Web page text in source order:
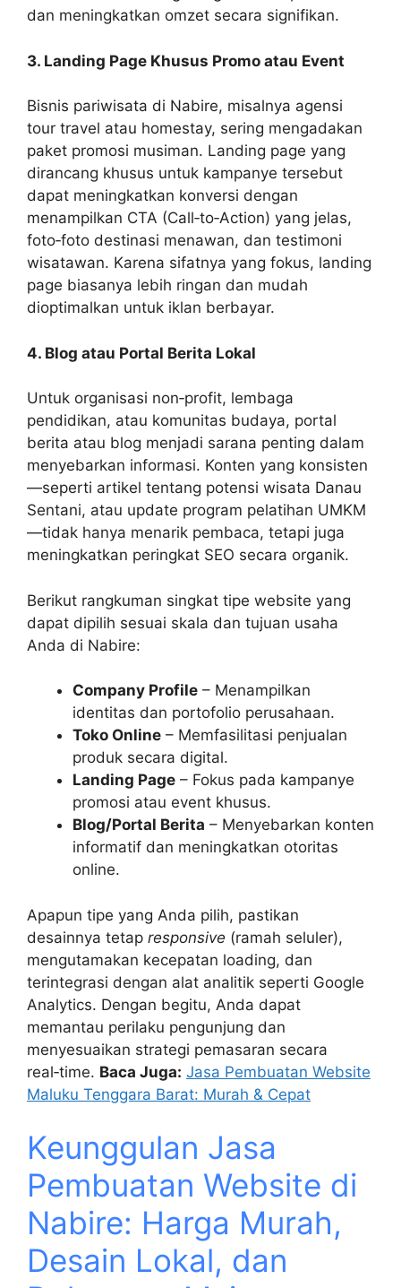
dan meningkatkan omzet secara signifikan.
3. Landing Page Khusus Promo atau Event
Bisnis pariwisata di Nabire, misalnya agensi
tour travel atau homestay, sering mengadakan
paket promosi musiman. Landing page yang
dirancang khusus untuk kampanye tersebut
dapat meningkatkan konversi dengan
menampilkan CTA (Call‑to‑Action) yang jelas,
foto‑foto destinasi menawan, dan testimoni
wisatawan. Karena sifatnya yang fokus, landing
page biasanya lebih ringan dan mudah
dioptimalkan untuk iklan berbayar.
4. Blog atau Portal Berita Lokal
Untuk organisasi non‑profit, lembaga
pendidikan, atau komunitas budaya, portal
berita atau blog menjadi sarana penting dalam
menyebarkan informasi. Konten yang konsisten
—seperti artikel tentang potensi wisata Danau
Sentani, atau update program pelatihan UMKM
—tidak hanya menarik pembaca, tetapi juga
meningkatkan peringkat SEO secara organik.
Berikut rangkuman singkat tipe website yang
dapat dipilih sesuai skala dan tujuan usaha
Anda di Nabire:
Company Profile – Menampilkan
identitas dan portofolio perusahaan.
Toko Online – Memfasilitasi penjualan
produk secara digital.
Landing Page – Fokus pada kampanye
promosi atau event khusus.
Blog/Portal Berita – Menyebarkan konten
informatif dan meningkatkan otoritas
online.
Apapun tipe yang Anda pilih, pastikan
desainnya tetap responsive (ramah seluler),
mengutamakan kecepatan loading, dan
terintegrasi dengan alat analitik seperti Google
Analytics. Dengan begitu, Anda dapat
memantau perilaku pengunjung dan
menyesuaikan strategi pemasaran secara
real‑time. Baca Juga: Jasa Pembuatan Website
Maluku Tenggara Barat: Murah & Cepat
Keunggulan Jasa
Pembuatan Website di
Nabire: Harga Murah,
Desain Lokal, dan